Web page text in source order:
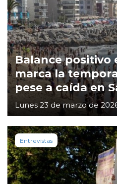
Balance positivo
marca la
pese a caída en
Lunes 23 de marzo de
Entrevistas